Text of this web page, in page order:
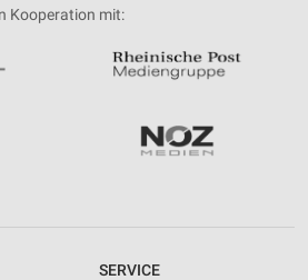
Kooperation mit:
SERVICE